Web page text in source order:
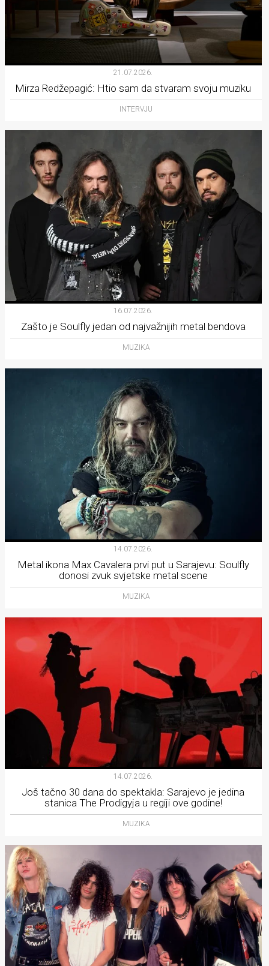
21.07.2026.
Mirza Redžepagić: Htio sam da stvaram svoju muziku
INTERVJU
16.07.2026.
Zašto je Soulfly jedan od najvažnijih metal bendova
MUZIKA
14.07.2026.
Metal ikona Max Cavalera prvi put u Sarajevu: Soulfly
donosi zvuk svjetske metal scene
MUZIKA
14.07.2026.
Još tačno 30 dana do spektakla: Sarajevo je jedina
stanica The Prodigyja u regiji ove godine!
MUZIKA